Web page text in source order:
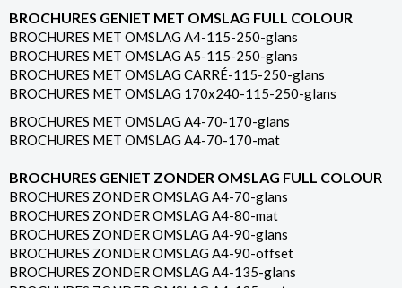
BROCHURES GENIET MET OMSLAG FULL COLOUR
BROCHURES MET OMSLAG A4-115-250-glans
BROCHURES MET OMSLAG A5-115-250-glans
BROCHURES MET OMSLAG CARRÉ-115-250-glans
BROCHURES MET OMSLAG 170x240-115-250-glans
BROCHURES MET OMSLAG A4-70-170-glans
BROCHURES MET OMSLAG A4-70-170-mat
BROCHURES GENIET ZONDER OMSLAG FULL COLOUR
BROCHURES ZONDER OMSLAG A4-70-glans
BROCHURES ZONDER OMSLAG A4-80-mat
BROCHURES ZONDER OMSLAG A4-90-glans
BROCHURES ZONDER OMSLAG A4-90-offset
BROCHURES ZONDER OMSLAG A4-135-glans